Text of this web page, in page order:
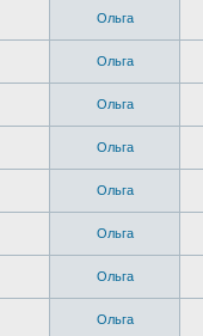
Ольга
Ольга
Ольга
Ольга
Ольга
Ольга
Ольга
Ольга